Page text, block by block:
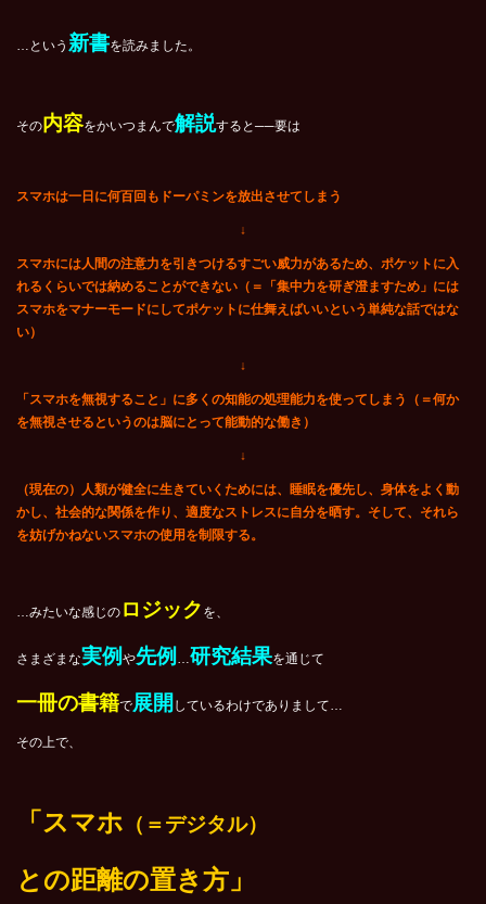
…という 新書を読みました。
その内容をかいつまんで解説すると──要は
スマホは一日に何百回もドーパミンを放出させてしまう
↓
スマホには人間の注意力を引きつけるすごい威力があるため、ポケットに入
れるくらいでは納めることができない（＝「集中力を研ぎ澄ますため」には
スマホをマナーモードにしてポケットに仕舞えばいいという単純な話ではな
い）
↓
「スマホを無視すること」に多くの知能の処理能力を使ってしまう（＝何か
を無視させるというのは脳にとって能動的な働き）
↓
（現在の）人類が健全に生きていくためには、睡眠を優先し、身体をよく動
かし、社会的な関係を作り、適度なストレスに自分を晒す。そして、それら
を妨げかねないスマホの使用を制限する。
…みたいな感じの ロジック を、
さまざまな実例 や先例 …研究結果を通じて
一冊の書籍で展開 しているわけでありまして…
その上で、
「スマホ （＝デジタル）
との距離の置き方」